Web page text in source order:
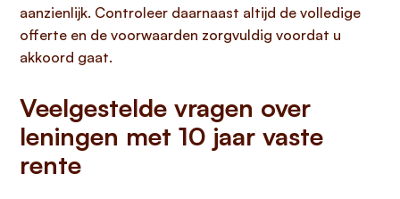
aanzienlijk. Controleer daarnaast altijd de volledige
offerte en de voorwaarden zorgvuldig voordat u
akkoord gaat.
Veelgestelde vragen over
leningen met 10 jaar vaste
rente